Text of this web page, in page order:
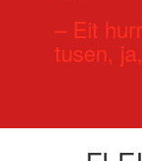
– Eit
tusen,